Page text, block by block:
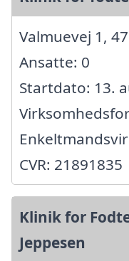
Valmuevej 1,
Ansatte: 0
Startdato: 13.
CVR: 21891835
Klinik for
Jeppesen